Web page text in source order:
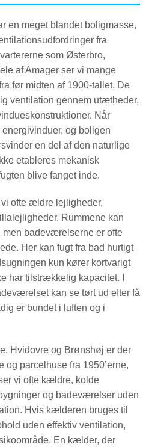
en meget blandet boligmasse,
fra
som Østerbro,
af Amager ser vi mange
før midten af 1900-tallet. De
ventilation gennem utætheder,
Når
og boligen
en del af den naturlige
etableres mekanisk
blive fanget inde.
ofte ældre lejligheder,
Rummene kan
badeværelserne er ofte
Her kan fugt fra bad hurtigt
kun kører kortvarigt
har tilstrækkelig kapacitet. I
kan se tørt ud efter få
er bundet i luften og i
Hvidovre og Brønshøj er der
parcelhuse fra 1950’erne,
vi ofte kældre, kolde
og badeværelser uden
Hvis kælderen bruges til
uden effektiv ventilation,
En kælder, der